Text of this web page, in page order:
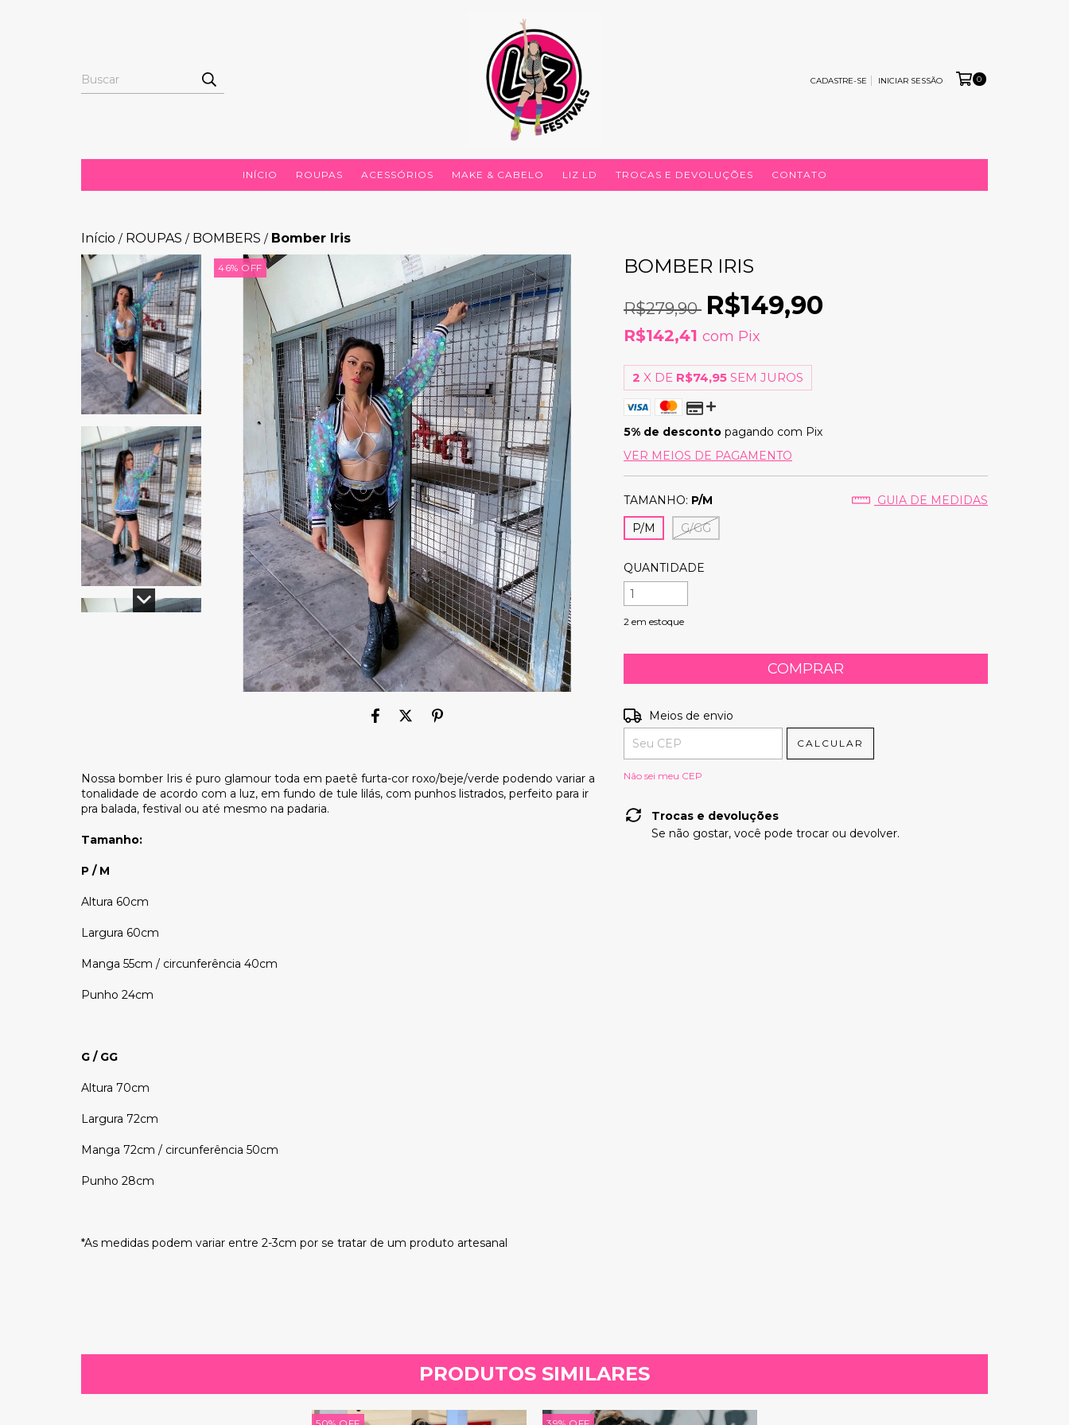
CADASTRE-SE INICIAR SESSÃO 0
INÍCIO ROUPAS ACESSÓRIOS MAKE & CABELO LIZ LD TROCAS E DEVOLUÇÕES CONTATO
Início / ROUPAS / BOMBERS / Bomber Iris
46% OFF
Nossa bomber Iris é puro glamour toda em paetê furta-cor roxo/beje/verde podendo variar a
tonalidade de acordo com a luz, em fundo de tule lilás, com punhos listrados, perfeito para ir
pra balada, festival ou até mesmo na padaria.
Tamanho:
P / M
Altura 60cm
Largura 60cm
Manga 55cm / circunferência 40cm
Punho 24cm
G / GG
Altura 70cm
Largura 72cm
Manga 72cm / circunferência 50cm
Punho 28cm
*As medidas podem variar entre 2-3cm por se tratar de um produto artesanal
BOMBER IRIS
R$279,90 R$149,90
R$142,41com Pix
2 X DE R$74,95 SEM JUROS
5% de desconto pagando com Pix
VER MEIOS DE PAGAMENTO
TAMANHO: P/M
GUIA DE MEDIDAS
P/M
G/GG
QUANTIDADE
2 em estoque
Entregas para o CEP:
Meios de envio
CALCULAR
Não sei meu CEP
Trocas e devoluções
Se não gostar, você pode trocar ou devolver.
PRODUTOS SIMILARES